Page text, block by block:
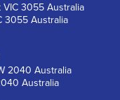
3055 Australia
3055 Australia
2040 Australia
Australia